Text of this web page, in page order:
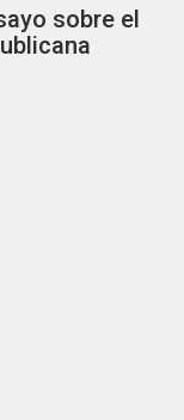
sobre el